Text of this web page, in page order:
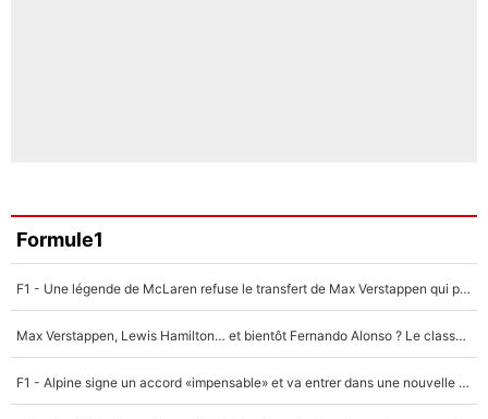
Formule1
F1 - Une légende de McLaren refuse le transfert de Max Verstappen qui pourrait «faire des vagues» et plomber l'ambiance dans l'équipe
Max Verstappen, Lewis Hamilton… et bientôt Fernando Alonso ? Le classement des pilotes les mieux payés en Formule 1 risque de changer !
F1 - Alpine signe un accord «impensable» et va entrer dans une nouvelle dimension : Grande nouvelle pour Pierre Gasly !